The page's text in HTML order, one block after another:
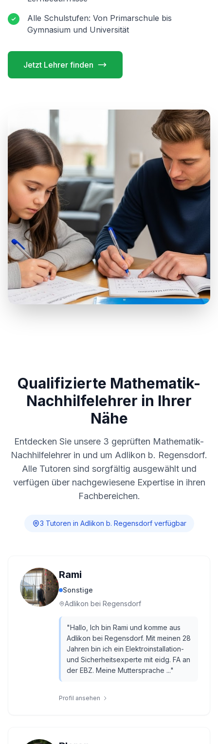
Alle Schulstufen: Von Primarschule bis
Gymnasium und Universität
Jetzt Lehrer finden
Qualifizierte Mathematik-
Nachhilfelehrer in Ihrer
Nähe
Entdecken Sie unsere 3 geprüften Mathematik-
Nachhilfelehrer in und um Adlikon b. Regensdorf.
Alle Tutoren sind sorgfältig ausgewählt und
verfügen über nachgewiesene Expertise in ihren
Fachbereichen.
3 Tutoren in Adlikon b. Regensdorfverfügbar
Rami
Sonstige
Adlikon bei Regensdorf
"Hallo, Ich bin Rami und komme aus
Adlikon bei Regensdorf. Mit meinen 28
Jahren bin ich ein Elektroinstallation-
und Sicherheitsexperte mit eidg. FA an
der EBZ. Meine Muttersprache ..."
Profil ansehen